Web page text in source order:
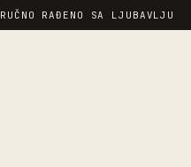
RUČNO RAĐENO SA LJUBAVLJU